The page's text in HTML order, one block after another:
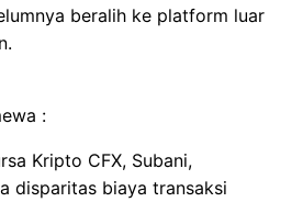
beralih ke platform luar
:
Kripto CFX, Subani,
disparitas biaya transaksi